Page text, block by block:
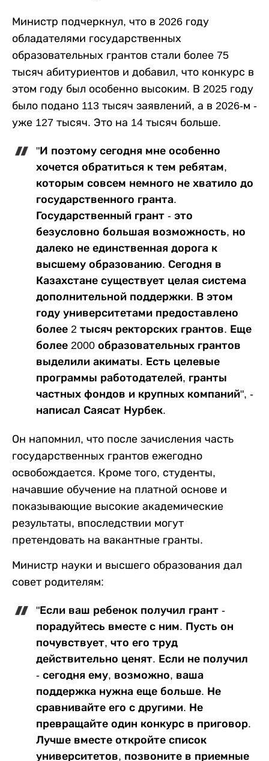
Министр подчеркнул, что в 2026 году
обладателями государственных
образовательных грантов стали более 75
тысяч абитуриентов и добавил, что конкурс в
этом году был особенно высоким. В 2025 году
было подано 113 тысяч заявлений, а в 2026-м -
уже 127 тысяч. Это на 14 тысяч больше.
"И поэтому сегодня мне особенно
хочется обратиться к тем ребятам,
которым совсем немного не хватило до
государственного гранта.
Государственный грант - это
безусловно большая возможность, но
далеко не единственная дорога к
высшему образованию. Сегодня в
Казахстане существует целая система
дополнительной поддержки. В этом
году университетами предоставлено
более 2 тысяч ректорских грантов. Еще
более 2000 образовательных грантов
выделили акиматы. Есть целевые
программы работодателей, гранты
частных фондов и крупных компаний", -
написал Саясат Нурбек.
Он напомнил, что после зачисления часть
государственных грантов ежегодно
освобождается. Кроме того, студенты,
начавшие обучение на платной основе и
показывающие высокие академические
результаты, впоследствии могут
претендовать на вакантные гранты.
Министр науки и высшего образования дал
совет родителям:
"Если ваш ребенок получил грант -
порадуйтесь вместе с ним. Пусть он
почувствует, что его труд
действительно ценят. Если не получил
- сегодня ему, возможно, ваша
поддержка нужна еще больше. Не
сравнивайте его с другими. Не
превращайте один конкурс в приговор.
Лучше вместе откройте список
университетов, позвоните в приемные